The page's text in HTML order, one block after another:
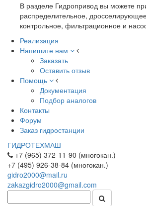
В разделе Гидропривод вы можете
распределительное,
контрольное, фильтрационное и
Реализация
Напишите нам
Заказать
Оставить отзыв
Помощь
Документация
Подбор аналогов
Контакты
Форум
Заказ гидростанции
ГИДРОТЕХМАШ
+7 (965) 372-11-90 (многокан.)
+7 (495) 926-38-84 (многокан.)
gidro2000@mail.ru
zakazgidro2000@gmail.com